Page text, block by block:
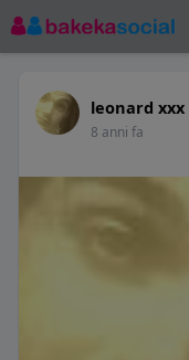
leonard xxx
8 anni fa